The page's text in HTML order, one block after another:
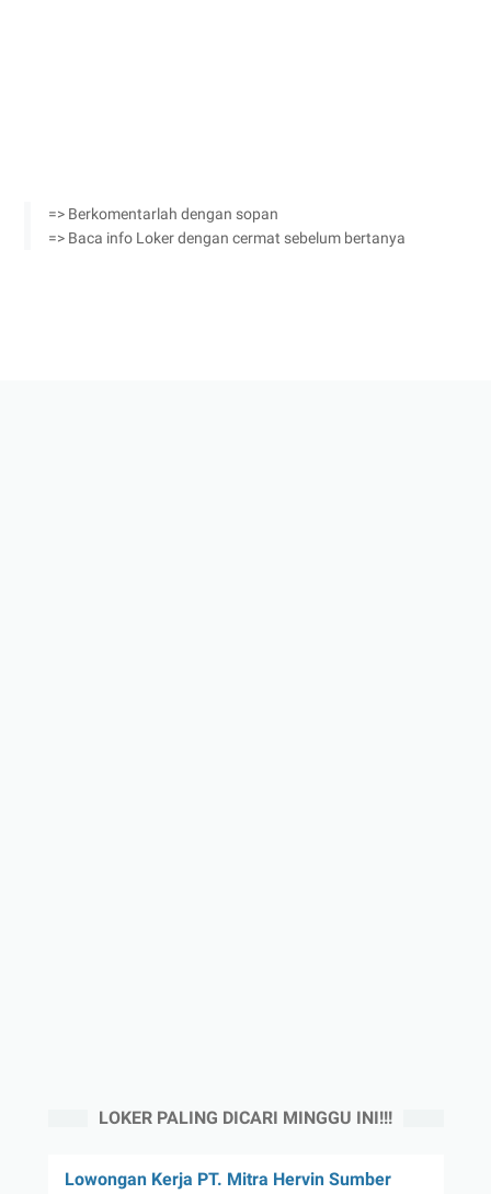
=> Berkomentarlah dengan sopan
=> Baca info Loker dengan cermat sebelum bertanya
LOKER PALING DICARI MINGGU INI!!!
Lowongan Kerja PT. Mitra Hervin Sumber